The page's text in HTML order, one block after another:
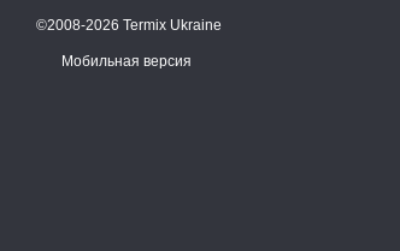
©2008-2026 Termix Ukraine
Мобильная версия